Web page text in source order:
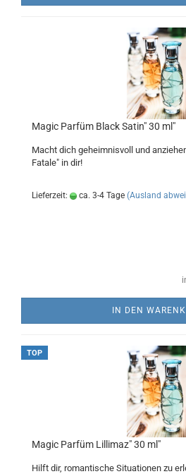
Magic Parfüm Black Satin" 30 ml"
Macht dich geheimnisvoll und
Fatale" in dir!
Lieferzeit: ca. 3-4 Tage (Ausland
IN DEN
TOP
Magic Parfüm Lillimaz" 30 ml"
Hilft dir, romantische Situationen zu